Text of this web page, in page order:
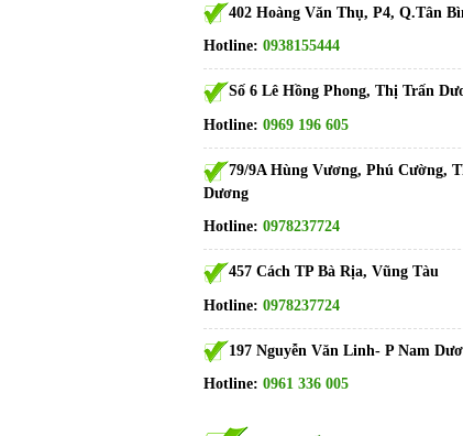
402 Hoàng Văn Thụ, P4, Q.Tân
Hotline: 0938155444
Số 6 Lê Hồng Phong, Thị Trấn
Hotline: 0969 196 605
79/9A Hùng Vương, Phú Cường,
Dương
Hotline: 0978237724
457 Cách TP Bà Rịa, Vũng Tàu
Hotline: 0978237724
197 Nguyễn Văn Linh- P Nam
Hotline: 0961 336 005